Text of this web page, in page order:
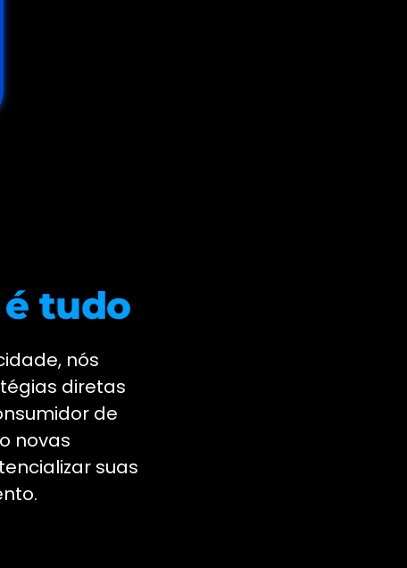
tudo
nós
diretas
de
novas
suas